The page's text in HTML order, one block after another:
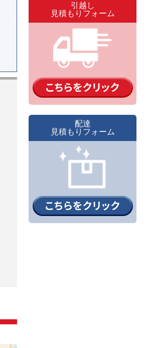
引越し
見積もりフォーム
配達
見積もりフォーム